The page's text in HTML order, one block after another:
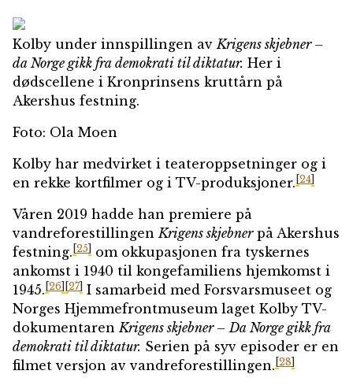
Kolby under innspillingen avKrigens skjebner –
da Norge gikk fra demokrati til diktatur. Her i
dødscellene i Kronprinsens kruttårn på
Akershus festning.
Foto: Ola Moen
Kolby har medvirket i teateroppsetninger og i
en rekke kortfilmer og i TV-produksjoner. 24
Våren 2019 hadde han premiere på
vandreforestillingenKrigens skjebnerpå Akershus
festning. 25
om okkupasjonen fra tyskernes
ankomst i 1940 til kongefamiliens hjemkomst i
1945. 26 27 I samarbeid med Forsvarsmuseet og
Norges Hjemmefrontmuseum laget Kolby TV-
dokumentarenKrigens skjebner – Da Norge gikk fra
demokrati til diktatur. Serien på syv episoder er en
filmet versjon av vandreforestillingen. 28